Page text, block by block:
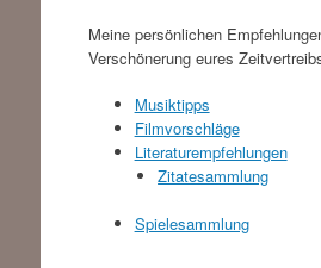
Meine persönlichen
Verschönerung eures
Musiktipps
Filmvorschläge
Literaturempfehlungen
Zitatesammlung
Spielesammlung